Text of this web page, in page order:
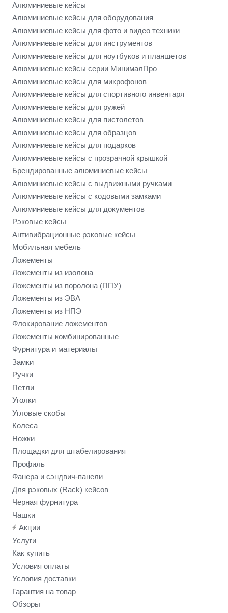
Алюминиевые кейсы
Алюминиевые кейсы для оборудования
Алюминиевые кейсы для фото и видео техники
Алюминиевые кейсы для инструментов
Алюминиевые кейсы для ноутбуков и планшетов
Алюминиевые кейсы серии МинималПро
Алюминиевые кейсы для микрофонов
Алюминиевые кейсы для спортивного инвентаря
Алюминиевые кейсы для ружей
Алюминиевые кейсы для пистолетов
Алюминиевые кейсы для образцов
Алюминиевые кейсы для подарков
Алюминиевые кейсы с прозрачной крышкой
Брендированные алюминиевые кейсы
Алюминиевые кейсы с выдвижными ручками
Алюминиевые кейсы с кодовыми замками
Алюминиевые кейсы для документов
Рэковые кейсы
Антивибрационные рэковые кейсы
Мобильная мебель
Ложементы
Ложементы из изолона
Ложементы из поролона (ППУ)
Ложементы из ЭВА
Ложементы из НПЭ
Флокирование ложементов
Ложементы комбинированные
Фурнитура и материалы
Замки
Ручки
Петли
Уголки
Угловые скобы
Колеса
Ножки
Площадки для штабелирования
Профиль
Фанера и сэндвич-панели
Для рэковых (Rack) кейсов
Черная фурнитура
Чашки
Акции
Услуги
Как купить
Условия оплаты
Условия доставки
Гарантия на товар
Обзоры